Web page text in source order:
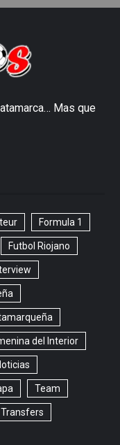
Mas que
Formula 1
Futbol Riojano
del Interior
Team
Transfers